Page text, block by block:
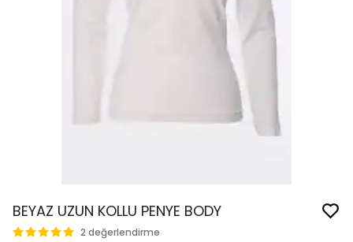
BEYAZ UZUN KOLLU PENYE BODY
2 değerlendirme